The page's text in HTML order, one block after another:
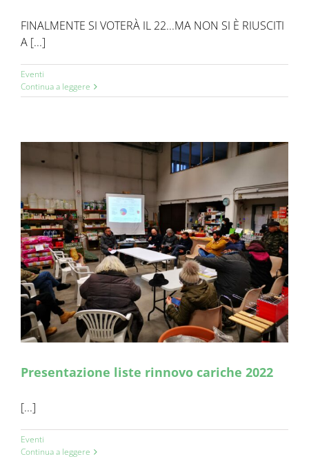
FINALMENTE SI VOTERÀ IL 22...MA NON SI È RIUSCITI
A [...]
Eventi
Continua a leggere
Presentazione liste rinnovo cariche 2022
[...]
Eventi
Continua a leggere